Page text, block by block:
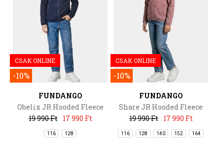
CSAK ONLINE
-10%
FUNDANGO
Obelix JR Hooded Fleece
19 990 Ft
17 990 Ft
116 128
CSAK ONLINE
-10%
FUNDANGO
Share JR Hooded Fleece
19 990 Ft
17 990 Ft
116 128 140 152 164